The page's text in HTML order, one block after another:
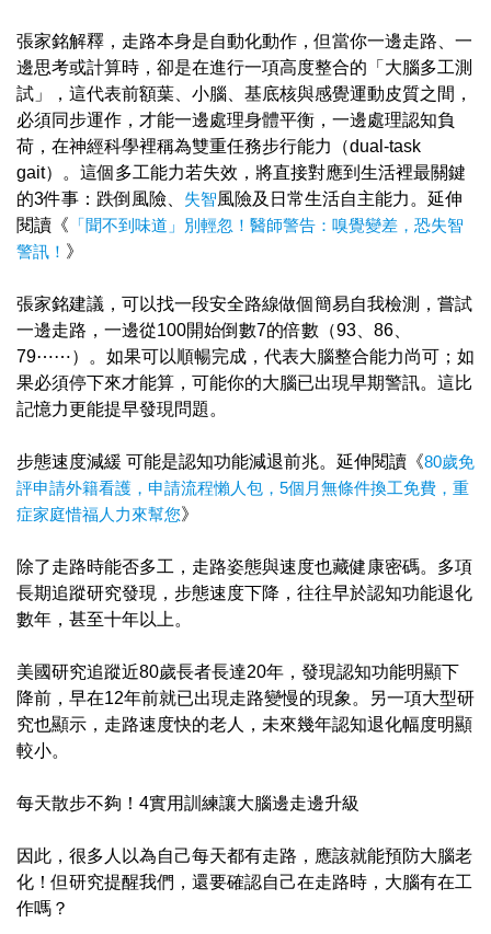
張家銘解釋，走路本身是自動化動作，但當你一邊走路、一
邊思考或計算時，卻是在進行一項高度整合的「大腦多工測
試」，這代表前額葉、小腦、基底核與感覺運動皮質之間，
必須同步運作，才能一邊處理身體平衡，一邊處理認知負
荷，在神經科學裡稱為雙重任務步行能力（dual-task
gait）。這個多工能力若失效，將直接對應到生活裡最關鍵
的3件事：跌倒風險、 失智風險及日常生活自主能力。延伸
閱讀《 「聞不到味道」別輕忽！醫師警告：嗅覺變差，恐失智
警訊！ 》
張家銘建議，可以找一段安全路線做個簡易自我檢測，嘗試
一邊走路，一邊從100開始倒數7的倍數（93、86、
79⋯⋯）。如果可以順暢完成，代表大腦整合能力尚可；如
果必須停下來才能算，可能你的大腦已出現早期警訊。這比
記憶力更能提早發現問題。
步態速度減緩 可能是認知功能減退前兆。延伸閱讀《80歲免
評申請外籍看護，申請流程懶人包，5個月無條件換工免費，重
症家庭惜福人力來幫您》
除了走路時能否多工，走路姿態與速度也藏健康密碼。多項
長期追蹤研究發現，步態速度下降，往往早於認知功能退化
數年，甚至十年以上。
美國研究追蹤近80歲長者長達20年，發現認知功能明顯下
降前，早在12年前就已出現走路變慢的現象。另一項大型研
究也顯示，走路速度快的老人，未來幾年認知退化幅度明顯
較小。
每天散步不夠！4實用訓練讓大腦邊走邊升級
因此，很多人以為自己每天都有走路，應該就能預防大腦老
化！但研究提醒我們，還要確認自己在走路時，大腦有在工
作嗎？